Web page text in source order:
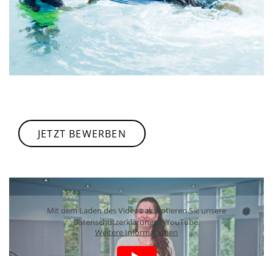
JETZT BEWERBEN
Mit dem Laden des Videos akzeptieren Sie unsere
Datenschutzerklärung zu YouTube.
Weitere Informationen